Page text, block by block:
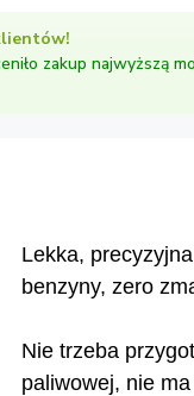
zakup najwyższą
Lekka,
benzyny, zero
Nie trzeba
paliwowej, nie